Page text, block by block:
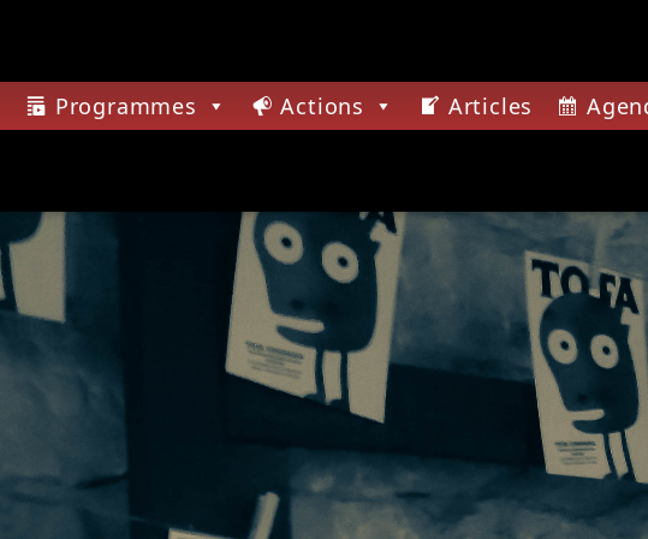
Programmes Actions Articles
10 BETTER MUST COME.MP3
10 BETTER MUST COME.MP3